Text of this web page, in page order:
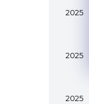
2025
2025
2025